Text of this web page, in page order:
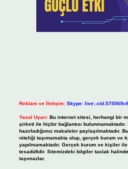
Reklam ve İletişim: Skype:
Yasal Uyarı: Bu internet sitesi, herhangi bir
şirketi ile hiçbir bağlantısı bulunmamaktadır.
hazırladığımız makaleler paylaşılmaktadır.
niteliği taşımamakta olup, gerçek kurum ve
yapılmamaktadır. Gerçek kurum ve kişiler
tesadüfidir. Sitemizdeki bilgiler taslak
taşımazlar.